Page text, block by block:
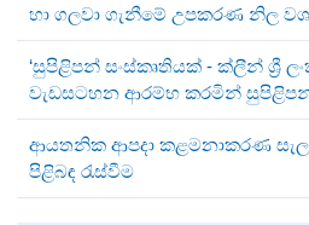
හා ගලවා ගැනීමේ උපකරණ නිල
‘සුපිළිපන් සංස්කෘතියක් - ක්ලීන් ශ්‍රී
වැඩසටහන ආරම්භ කරමින් සුපිළිපන්
ආයතනික ආපදා කළමනාකරණ
පිළිබඳ රැස්වීම